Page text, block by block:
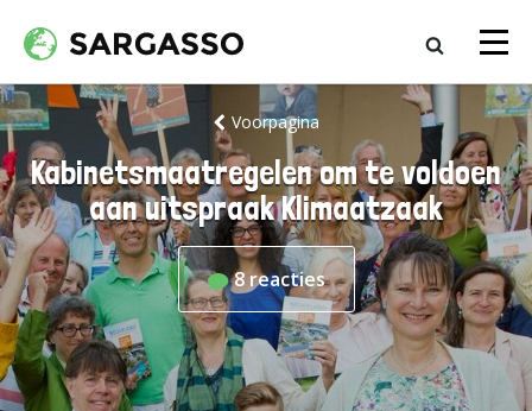
Voorpagina
Kabinetsmaatregelen om te voldoen
aan uitspraak Klimaatzaak
8reacties